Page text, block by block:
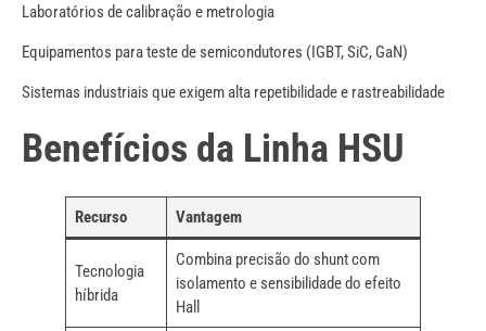
Laboratórios de calibração e metrologia
Equipamentos para teste de semicondutores (IGBT, SiC, GaN)
Sistemas industriais que exigem alta repetibilidade e rastreabilidade
Benefícios da Linha HSU
Recurso Vantagem
Tecnologia
híbrida
Combina precisão do shunt com
isolamento e sensibilidade do efeito
Hall